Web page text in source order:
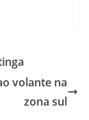
volante na
zona sul